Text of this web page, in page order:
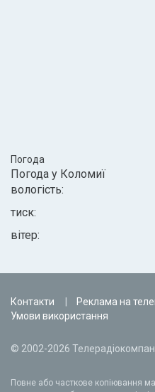
Погода
Погода у Коломиї
вологість:
тиск:
вітер:
Контакти Реклама на
Умови використання
© 2002-2026
Повне або часткове копіювання